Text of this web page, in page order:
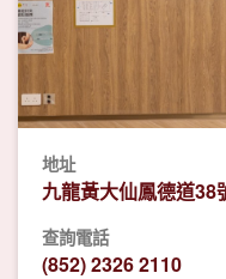
地址
九龍黃大仙鳳德道38
查詢電話
(852) 2326 2110